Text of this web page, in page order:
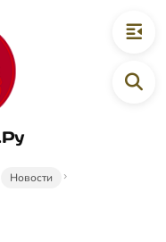
Новости